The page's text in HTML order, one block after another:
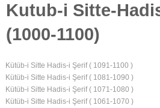
Kutub-i Sitte-
(1000-1100)
Kütüb-i Sitte Hadis-i Şerif ( 1091-1100 )
Kütüb-i Sitte Hadis-i Şerif ( 1081-1090 )
Kütüb-i Sitte Hadis-i Şerif ( 1071-1080 )
Kütüb-i Sitte Hadis-i Şerif ( 1061-1070 )